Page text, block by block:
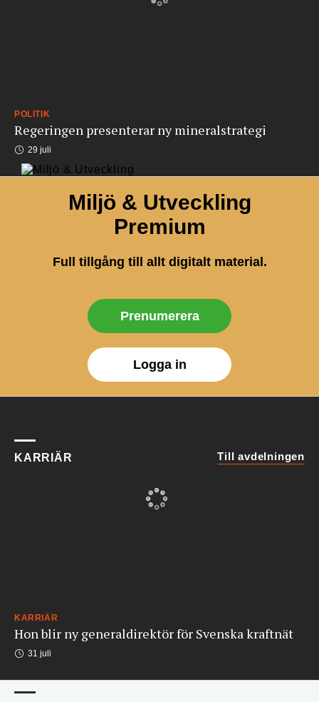
POLITIK
Regeringen presenterar ny mineralstrategi
29 juli
Miljö & Utveckling
Premium
Full tillgång till allt digitalt material.
Prenumerera
Logga in
KARRIÄR Till avdelningen
KARRIÄR
Hon blir ny generaldirektör för Svenska kraftnät
31 juli